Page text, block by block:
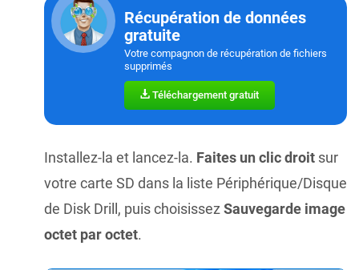
Récupération de données
gratuite
Votre compagnon de récupération de fichiers
supprimés
Téléchargement gratuit
Installez-la et lancez-la. Faites un clic droit sur
votre carte SD dans la liste Périphérique/Disque
de Disk Drill, puis choisissezSauvegarde image
octet par octet.